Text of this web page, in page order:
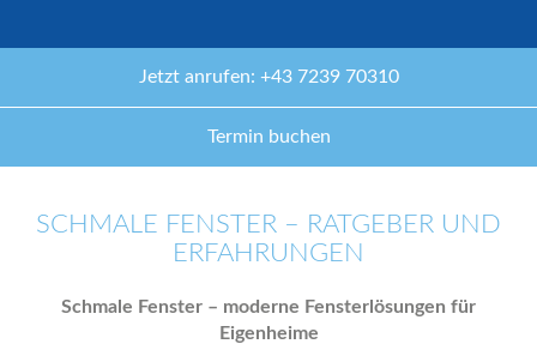
Jetzt anrufen: +43 7239 70310
Termin buchen
SCHMALE FENSTER – RATGEBER UND
ERFAHRUNGEN
Schmale Fenster – moderne Fensterlösungen für
Eigenheime